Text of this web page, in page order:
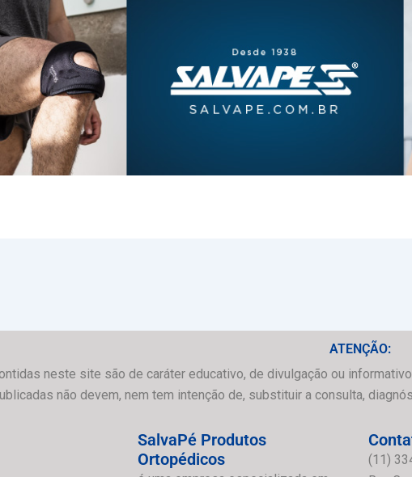
ATENÇÃO:
neste site são de caráter educativo, de divulgação ou
não devem, nem tem intenção de, substituir a consulta,
SalvaPé Produtos
Ortopédicos
(11)